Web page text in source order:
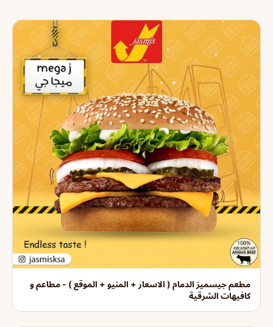
مطعم جيسميز الدمام ( الاسعار + المنيو + الموقع ) - مطاعم و
كافيهات الشرقية